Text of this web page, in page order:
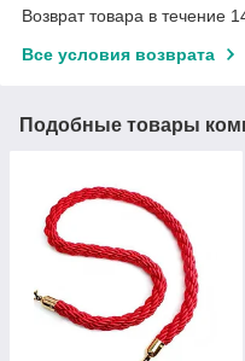
Возврат товара в течение
Все условия возврата
Подобные товары